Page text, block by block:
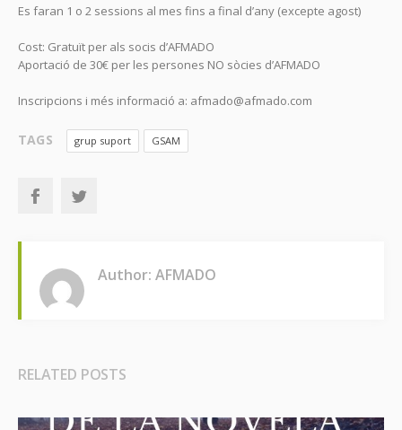
Es faran 1 o 2 sessions al mes fins a final d’any (excepte agost)
Cost: Gratuït per als socis d’AFMADO
Aportació de 30€ per les persones NO sòcies d’AFMADO
Inscripcions i més informació a: afmado@afmado.com
TAGS grup suport GSAM
Author: AFMADO
RELATED POSTS